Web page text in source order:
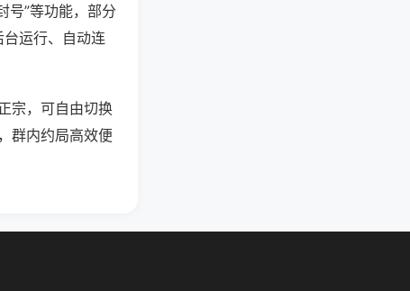
号”等功能，部分
台运行、自动连
宗，可自由切换
群内约局高效便